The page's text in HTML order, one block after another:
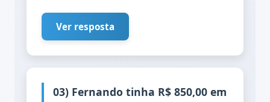
Ver resposta
03) Fernando tinha R$ 850,00 em